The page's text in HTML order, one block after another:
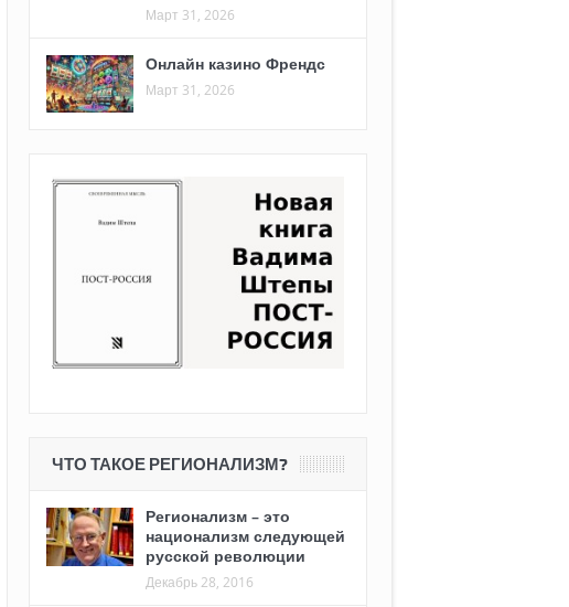
Март 31, 2026
Онлайн казино Френдс
Март 31, 2026
ЧТО ТАКОЕ РЕГИОНАЛИЗМ?
Регионализм – это
национализм следующей
русской революции
Декабрь 28, 2016